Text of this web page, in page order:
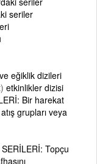
seriler
eğiklik dizileri
etkinlikler dizisi
Bir harekat
grupları veya
Topçu